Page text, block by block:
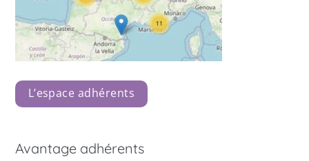
L’espace adhérents
Avantage adhérents